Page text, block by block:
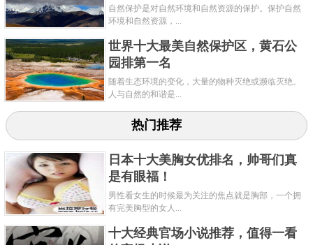
的内容。而在这之后各大性感杂志更是不想错过她，
纷纷给她抛来了橄榄枝，由此她也走上了人生巅峰。
关键字：最美 胸部
自然保护是对自然环境和自然资源的保护。保护自然
环境和自然资源，...
世界十大最美自然保护区，黄石公
园排第一名
随着生态环境的变化，大量的物种灭绝或濒临灭绝。
人与自然的和谐是...
热门推荐
日本十大美胸女优排名，帅哥们真
是有眼福！
男性看女生的时候最为关注的焦点就是胸部，一个拥
有完美胸型的女人...
十大经典官场小说推荐，值得一看